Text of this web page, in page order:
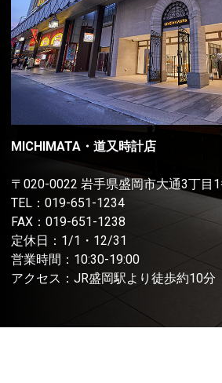
MICHIMATA・道又時計店
〒020-0022 岩手県盛岡市大通3丁目
TEL： 019-651-1234
FAX：019-651-1238
定休日：1/1・12/31
営業時間：10:30-19:00
アクセス：JR盛岡駅より徒歩約10分